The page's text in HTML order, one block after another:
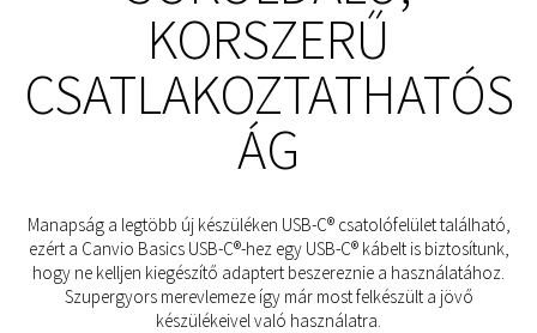
KORSZERŰ
CSATLAKOZTATHATÓS
ÁG
Manapság a legtöbb új készüléken USB-C® csatolófelület található,
ezért a Canvio Basics USB-C®-hez egy USB-C® kábelt is biztosítunk,
hogy ne kelljen kiegészítő adaptert beszereznie a használatához.
Szupergyors merevlemeze így már most felkészült a jövő
készülékeivel való használatra.